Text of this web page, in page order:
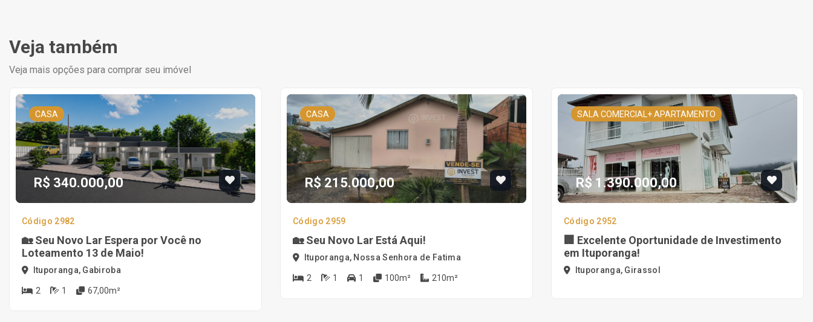
Veja também
Veja mais opções para comprar seu imóvel
CASA
R$ 340.000,00
Código 2982
🏡 Seu Novo Lar Espera por Você no
Loteamento 13 de Maio!
Ituporanga, Gabiroba
2 1 67,00m²
CASA
R$ 215.000,00
Código 2959
🏡 Seu Novo Lar Está Aqui!
Ituporanga, Nossa Senhora de Fatima
2 1 1 100m² 210m²
SALA COMERCIAL+ APARTAMENTO
R$ 1.390.000,00
Código 2952
🏢 Excelente Oportunidade de Investimento
em Ituporanga!
Ituporanga, Girassol